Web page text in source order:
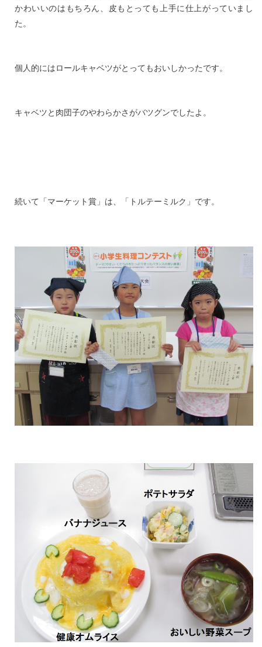
かわいいのはもちろん、皮もとっても上手に仕上がっていまし
た。
個人的にはロールキャベツがとってもおいしかったです。
キャベツと肉団子のやわらかさがバツグンでしたよ。
続いて「マーケット賞」は、「トルテーミルク」です。